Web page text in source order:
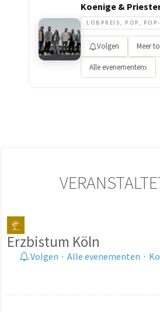
Koenige &
LOBPREIS, POP,
Volgen Meer
Alle evenementen
Erzbistum Köln
Volgen · Alle evenementen ·